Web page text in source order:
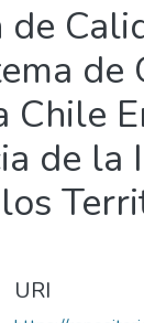
de
URI